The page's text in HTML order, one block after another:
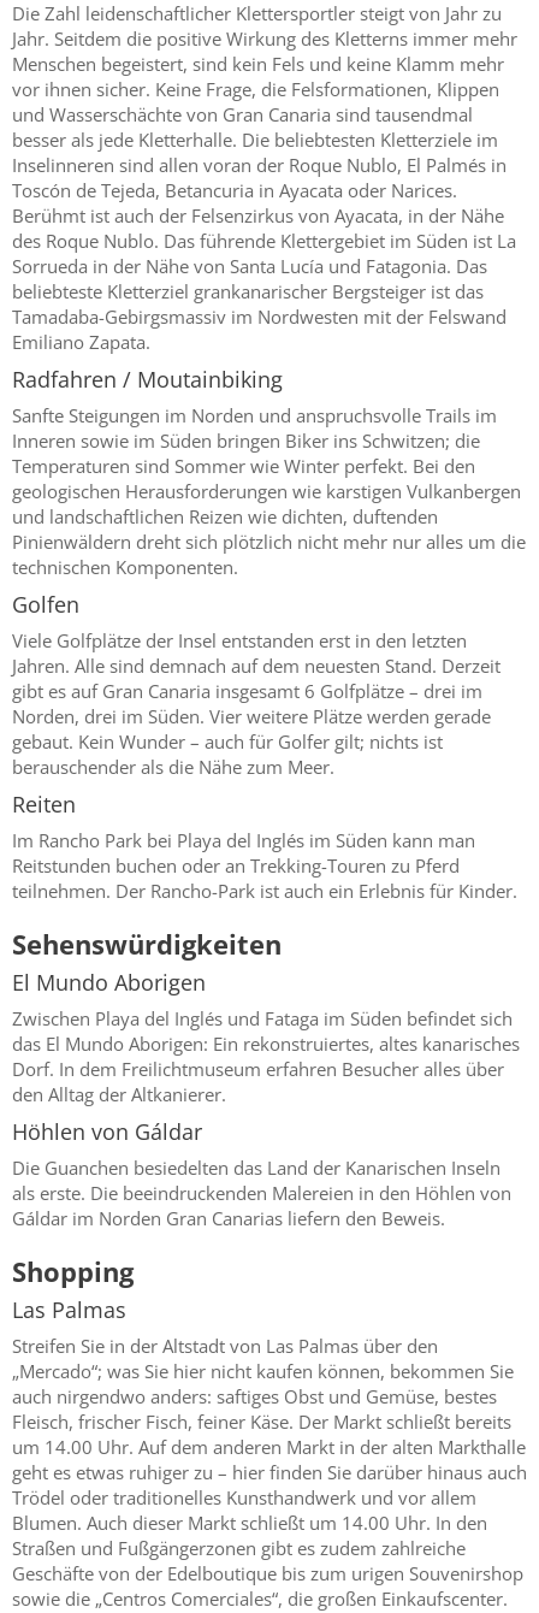
Die Zahl leidenschaftlicher Klettersportler steigt von Jahr zu
Jahr. Seitdem die positive Wirkung des Kletterns immer mehr
Menschen begeistert, sind kein Fels und keine Klamm mehr
vor ihnen sicher. Keine Frage, die Felsformationen, Klippen
und Wasserschächte von Gran Canaria sind tausendmal
besser als jede Kletterhalle. Die beliebtesten Kletterziele im
Inselinneren sind allen voran der Roque Nublo, El Palmés in
Toscón de Tejeda, Betancuria in Ayacata oder Narices.
Berühmt ist auch der Felsenzirkus von Ayacata, in der Nähe
des Roque Nublo. Das führende Klettergebiet im Süden ist La
Sorrueda in der Nähe von Santa Lucía und Fatagonia. Das
beliebteste Kletterziel grankanarischer Bergsteiger ist das
Tamadaba-Gebirgsmassiv im Nordwesten mit der Felswand
Emiliano Zapata.
Radfahren / Moutainbiking
Sanfte Steigungen im Norden und anspruchsvolle Trails im
Inneren sowie im Süden bringen Biker ins Schwitzen; die
Temperaturen sind Sommer wie Winter perfekt. Bei den
geologischen Herausforderungen wie karstigen Vulkanbergen
und landschaftlichen Reizen wie dichten, duftenden
Pinienwäldern dreht sich plötzlich nicht mehr nur alles um die
technischen Komponenten.
Golfen
Viele Golfplätze der Insel entstanden erst in den letzten
Jahren. Alle sind demnach auf dem neuesten Stand. Derzeit
gibt es auf Gran Canaria insgesamt 6 Golfplätze – drei im
Norden, drei im Süden. Vier weitere Plätze werden gerade
gebaut. Kein Wunder – auch für Golfer gilt; nichts ist
berauschender als die Nähe zum Meer.
Reiten
Im Rancho Park bei Playa del Inglés im Süden kann man
Reitstunden buchen oder an Trekking-Touren zu Pferd
teilnehmen. Der Rancho-Park ist auch ein Erlebnis für Kinder.
Sehenswürdigkeiten
El Mundo Aborigen
Zwischen Playa del Inglés und Fataga im Süden befindet sich
das El Mundo Aborigen: Ein rekonstruiertes, altes kanarisches
Dorf. In dem Freilichtmuseum erfahren Besucher alles über
den Alltag der Altkanierer.
Höhlen von Gáldar
Die Guanchen besiedelten das Land der Kanarischen Inseln
als erste. Die beeindruckenden Malereien in den Höhlen von
Gáldar im Norden Gran Canarias liefern den Beweis.
Shopping
Las Palmas
Streifen Sie in der Altstadt von Las Palmas über den
„Mercado“; was Sie hier nicht kaufen können, bekommen Sie
auch nirgendwo anders: saftiges Obst und Gemüse, bestes
Fleisch, frischer Fisch, feiner Käse. Der Markt schließt bereits
um 14.00 Uhr. Auf dem anderen Markt in der alten Markthalle
geht es etwas ruhiger zu – hier finden Sie darüber hinaus auch
Trödel oder traditionelles Kunsthandwerk und vor allem
Blumen. Auch dieser Markt schließt um 14.00 Uhr. In den
Straßen und Fußgängerzonen gibt es zudem zahlreiche
Geschäfte von der Edelboutique bis zum urigen Souvenirshop
sowie die „Centros Comerciales“, die großen Einkaufscenter.